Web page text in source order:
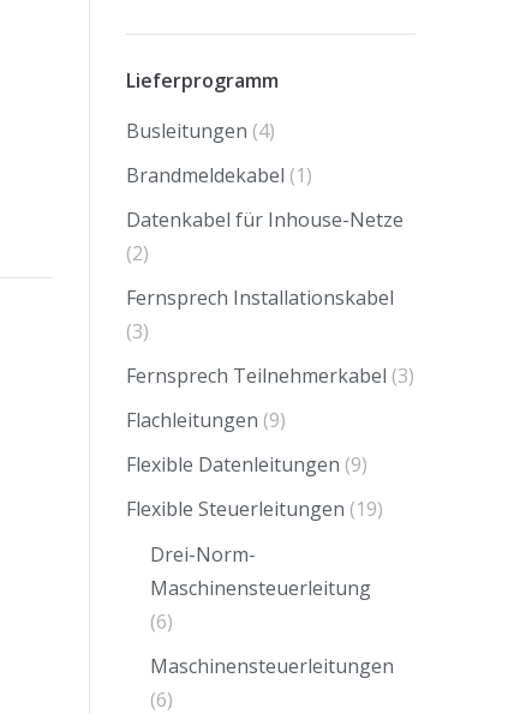
Lieferprogramm
Busleitungen (4)
Brandmeldekabel (1)
Datenkabel für Inhouse-Netze
(2)
Fernsprech Installationskabel
(3)
Fernsprech Teilnehmerkabel (3)
Flachleitungen (9)
Flexible Datenleitungen (9)
Flexible Steuerleitungen (19)
Drei-Norm-
Maschinensteuerleitung
(6)
Maschinensteuerleitungen
(6)